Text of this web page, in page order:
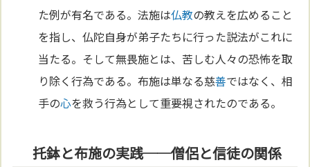
た例が有名である。法施は仏教の教えを広めること
を指し、仏陀自身が弟子たちに行った説法がこれに
当たる。そして無畏施とは、苦しむ人々の恐怖を取
り除く行為である。布施は単なる慈善ではなく、相
手の心を救う行為として重要視されたのである。
托鉢と布施の実践──僧侶と信徒の関係